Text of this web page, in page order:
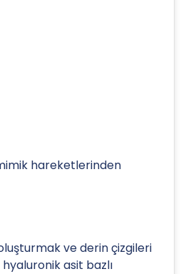
hareketlerinden
ve derin çizgileri
asit bazlı